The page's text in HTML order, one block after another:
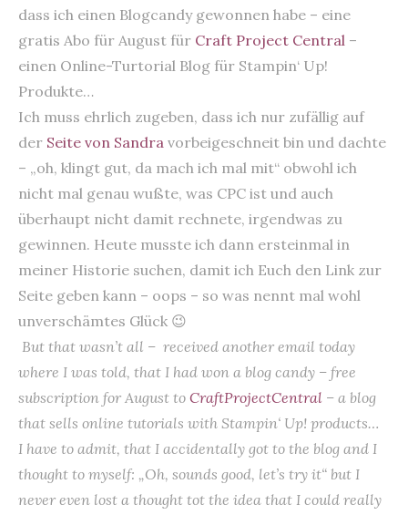
dass ich einen Blogcandy gewonnen habe – eine
gratis Abo für August für Craft Project Central –
einen Online-Turtorial Blog für Stampin‘ Up!
Produkte…
Ich muss ehrlich zugeben, dass ich nur zufällig auf
der Seite von Sandra vorbeigeschneit bin und dachte
– „oh, klingt gut, da mach ich mal mit“ obwohl ich
nicht mal genau wußte, was CPC ist und auch
überhaupt nicht damit rechnete, irgendwas zu
gewinnen. Heute musste ich dann ersteinmal in
meiner Historie suchen, damit ich Euch den Link zur
Seite geben kann – oops – so was nennt mal wohl
unverschämtes Glück 😉
But that wasn’t all – received another email today
where I was told, that I had won a blog candy – free
subscription for August to CraftProjectCentral – a blog
that sells online tutorials with Stampin‘ Up! products…
I have to admit, that I accidentally got to the blog and I
thought to myself: „Oh, sounds good, let’s try it“ but I
never even lost a thought tot the idea that I could really